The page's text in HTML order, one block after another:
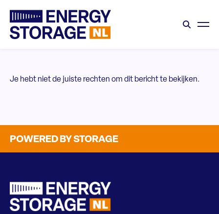
Je hebt niet de juiste rechten om dit bericht te bekijken.
POWERED BY STORAGE